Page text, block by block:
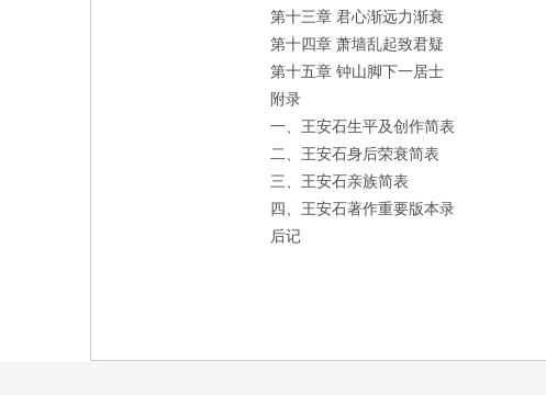
第十三章 君心渐远力渐衰
第十四章 萧墙乱起致君疑
第十五章 钟山脚下一居士
附录
一、王安石生平及创作简表
二、王安石身后荣衰简表
三、王安石亲族简表
四、王安石著作重要版本录
后记